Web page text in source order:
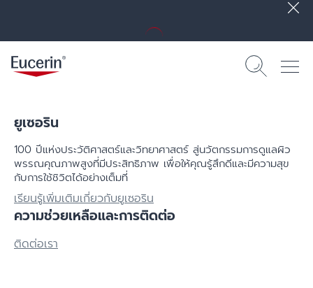
ยูเซอริน
100 ปีแห่งประวัติศาสตร์​และวิทยาศาสตร์ สู่นวัตกรรมการดูแลผิว
พรรณคุณภาพสูงที่มีประสิทธิภาพ เพื่อให้คุณรู้สึกดีและมีความสุข
กับการใช้ชิวิตได้อย่างเต็มที่
เรียนรู้เพิ่มเติมเกี่ยวกับยูเซอริน
ความช่วยเหลือและการติดต่อ
ติดต่อเรา